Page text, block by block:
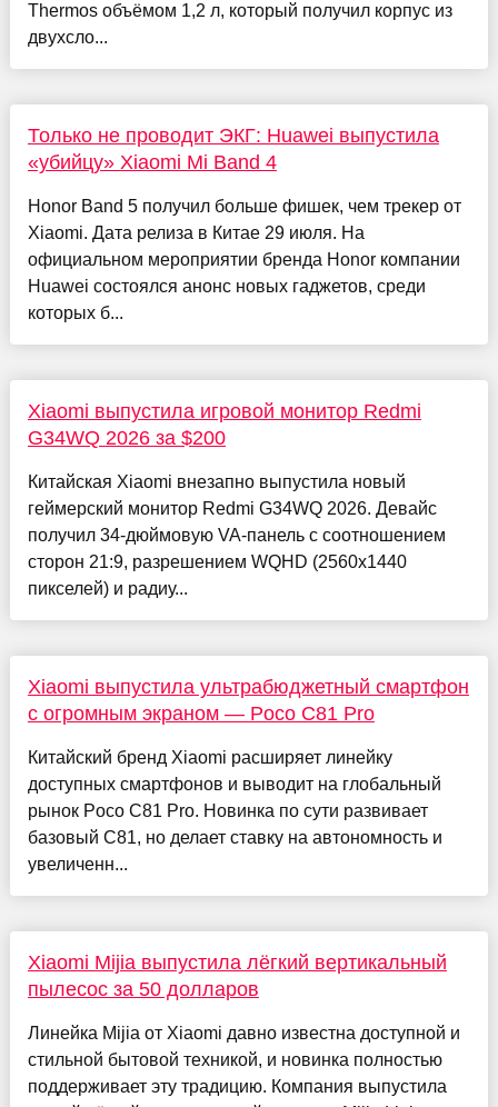
Thermos объёмом 1,2 л, который получил корпус из
двухсло...
Только не проводит ЭКГ: Huawei выпустила
«убийцу» Xiaomi Mi Band 4
Honor Band 5 получил больше фишек, чем трекер от
Xiaomi. Дата релиза в Китае 29 июля. На
официальном мероприятии бренда Honor компании
Huawei состоялся анонс новых гаджетов, среди
которых б...
Xiaomi выпустила игровой монитор Redmi
G34WQ 2026 за $200
Китайская Xiaomi внезапно выпустила новый
геймерский монитор Redmi G34WQ 2026. Девайс
получил 34-дюймовую VA-панель с соотношением
сторон 21:9, разрешением WQHD (2560x1440
пикселей) и радиу...
Xiaomi выпустила ультрабюджетный смартфон
с огромным экраном — Poco C81 Pro
Китайский бренд Xiaomi расширяет линейку
доступных смартфонов и выводит на глобальный
рынок Poco C81 Pro. Новинка по сути развивает
базовый C81, но делает ставку на автономность и
увеличенн...
Xiaomi Mijia выпустила лёгкий вертикальный
пылесос за 50 долларов
Линейка Mijia от Xiaomi давно известна доступной и
стильной бытовой техникой, и новинка полностью
поддерживает эту традицию. Компания выпустила